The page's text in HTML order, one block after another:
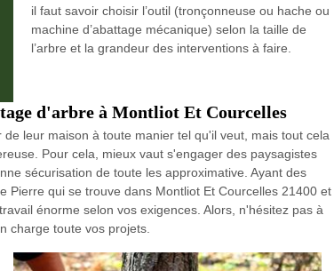
il faut savoir choisir l’outil (tronçonneuse ou hache ou
machine d’abattage mécanique) selon la taille de
l’arbre et la grandeur des interventions à faire.
d'arbre à Montliot Et Courcelles
leur maison à toute manier tel qu'il veut, mais tout cela
Pour cela, mieux vaut s'engager des paysagistes
sécurisation de toute les approximative. Ayant des
Pierre qui se trouve dans Montliot Et Courcelles 21400 et
énorme selon vos exigences. Alors, n'hésitez pas à
charge toute vos projets.